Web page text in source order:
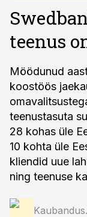
teenus
Möödunud
koostöös
teenustasuta
28 kohas üle
10 kohta üle
kliendid uue
ning teenuse